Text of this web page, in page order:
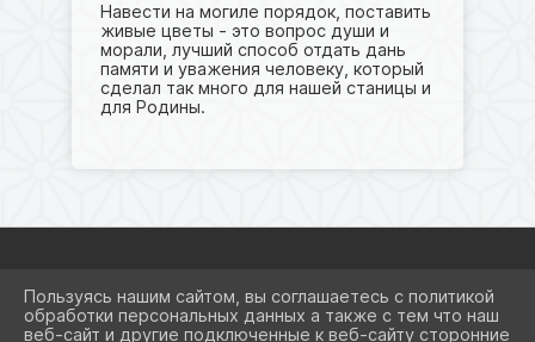
Навести на могиле порядок, поставить
живые цветы - это вопрос души и
морали, лучший способ отдать дань
памяти и уважения человеку, который
сделал так много для нашей станицы и
для Родины.
2026 Г. SCHOOL8KRSRM.RU
ВХОД
Пользуясь нашим сайтом, вы соглашаетесь с политикой
обработки персональных данных а также с тем что наш
веб-сайт и другие подключенные к веб-сайту сторонние